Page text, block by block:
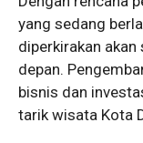
yang sedang
diperkirakan
depan.
bisnis dan
tarik wisata Kota